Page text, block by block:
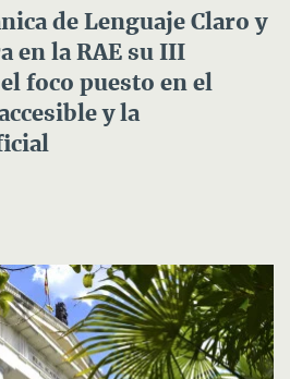
de Lenguaje Claro y
en la RAE su III
foco puesto en el
y la